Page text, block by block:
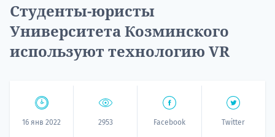
Студенты-юристы
Университета Козминского
используют технологию VR
16 янв 2022 2953 Facebook Twitter